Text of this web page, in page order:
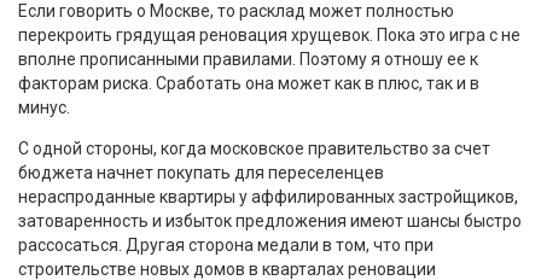
Если говорить о Москве, то расклад может полностью
перекроить грядущая реновация хрущевок. Пока это игра с не
вполне прописанными правилами. Поэтому я отношу ее к
факторам риска. Сработать она может как в плюс, так и в
минус.
С одной стороны, когда московское правительство за счет
бюджета начнет покупать для переселенцев
нераспроданные квартиры у аффилированных застройщиков,
затоваренность и избыток предложения имеют шансы быстро
рассосаться. Другая сторона медали в том, что при
строительстве новых домов в кварталах реновации